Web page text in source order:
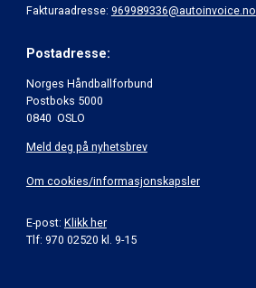
Fakturaadresse: 969989336@autoinvoice.no
Postadresse:
Norges Håndballforbund
Postboks 5000
0840 OSLO
Meld deg på nyhetsbrev
Om cookies/informasjonskapsler
E-post: Klikk her
Tlf: 970 02520 kl. 9-15